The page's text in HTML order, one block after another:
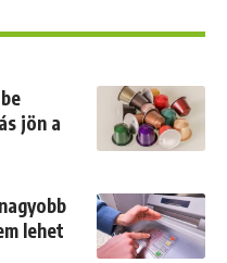
jön a
lehet